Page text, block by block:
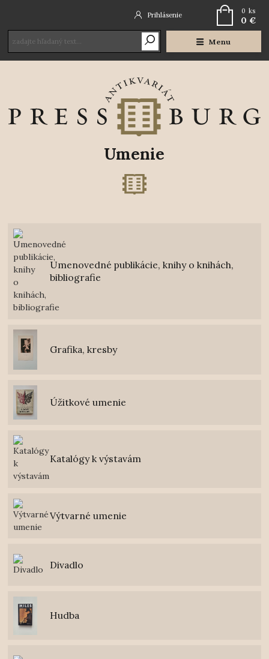
Menu
Prihlásenie 0 ks
0 €
Umenie
Umenovedné publikácie, knihy o knihách,
bibliografie
Grafika, kresby
Úžitkové umenie
Katalógy k výstavám
Výtvarné umenie
Divadlo
Hudba